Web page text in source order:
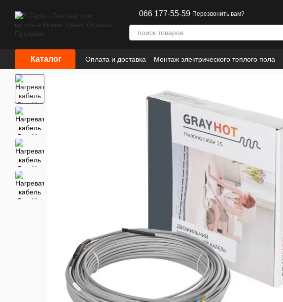
066 177-55-59 Перезвонить вам?
Каталог Оплата и доставка Монтаж электрического теплого пола
Сотрудничество
Информация